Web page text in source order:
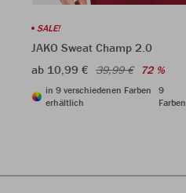
SALE!
JAKO Sweat Champ 2.0
ab 10,99 € 39,99 € 72 %
in 9 verschiedenen Farben
erhältlich
9
Farben